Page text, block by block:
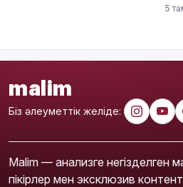
5
malim
Біз әлеуметтік желіде:
Malim — анализге негізделген
пікірлер мен эксклюзив